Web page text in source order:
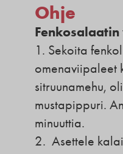
Ohje
1. Sekoita
omenaviipaleet
sitruunamehu,
mustapippuri.
minuuttia.
2. Asettele